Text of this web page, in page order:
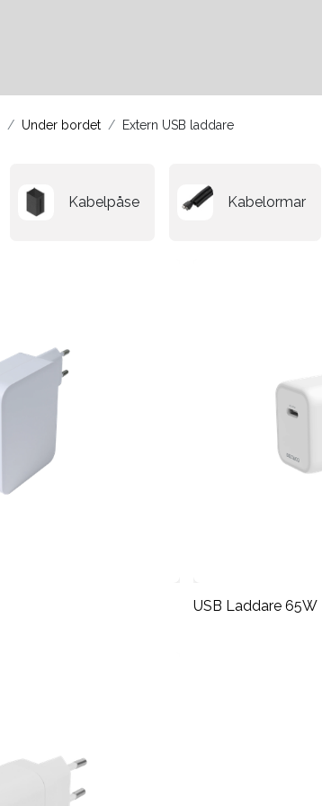
Under bordet Extern USB laddare
Kabelpåse Kabelormar
USB Laddare 65W